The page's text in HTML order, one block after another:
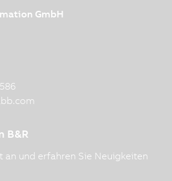
GmbH
B&R
an und erfahren Sie Neuigkeiten